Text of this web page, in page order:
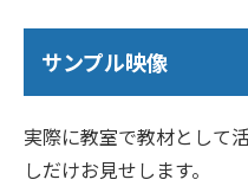
サンプル映像
実際に教室で教材として
しだけお見せします。